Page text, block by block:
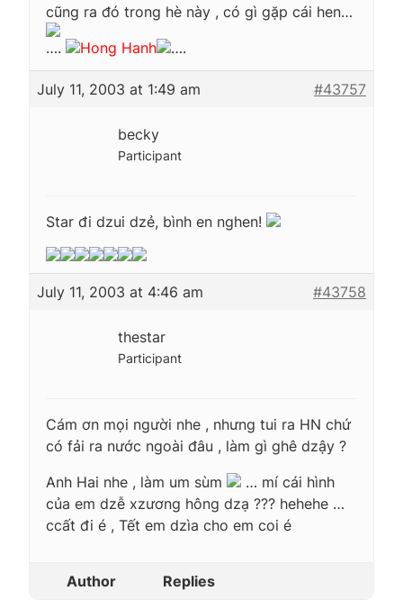
cũng ra đó trong hè này , có gì gặp cái hen…
….
Hong Hanh ….
July 11, 2003 at 1:49 am #43757
becky
Participant
Star đi dzui dzẻ, bình en nghen!
July 11, 2003 at 4:46 am #43758
thestar
Participant
Cám ơn mọi người nhe , nhưng tui ra HN chứ
có fải ra nước ngoài đâu , làm gì ghê dzậy ?
Anh Hai nhe , làm um sùm
… mí cái hình
của em dzễ xzương hông dzạ ??? hehehe …
ccất đi é , Tết em dzìa cho em coi é
Author Replies